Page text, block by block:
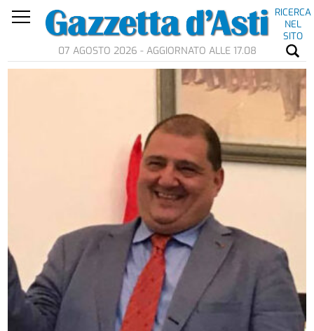
RICERCA
NEL
SITO
07 AGOSTO 2026 - AGGIORNATO ALLE 17.08